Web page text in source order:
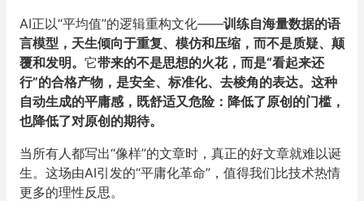
AI正以“平均值”的逻辑重构文化——训练自海量数据的语
言模型，天生倾向于重复、模仿和压缩，而不是质疑、颠
覆和发明。 它带来的不是思想的火花，而是“看起来还
行”的合格产物，是安全、标准化、去棱角的表达。这种
自动生成的平庸感，既舒适又危险：降低了原创的门槛，
也降低了对原创的期待。
当所有人都写出“像样”的文章时，真正的好文章就难以诞
生。这场由AI引发的“平庸化革命”，值得我们比技术热情
更多的理性反思。